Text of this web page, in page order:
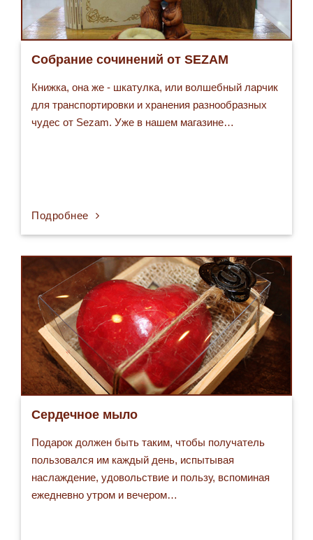
Собрание сочинений от SEZAM
Книжка, она же - шкатулка, или волшебный ларчик
для транспортировки и хранения разнообразных
чудес от Sezam. Уже в нашем магазине…
Подробнее
Сердечное мыло
Подарок должен быть таким, чтобы получатель
пользовался им каждый день, испытывая
наслаждение, удовольствие и пользу, вспоминая
ежедневно утром и вечером…